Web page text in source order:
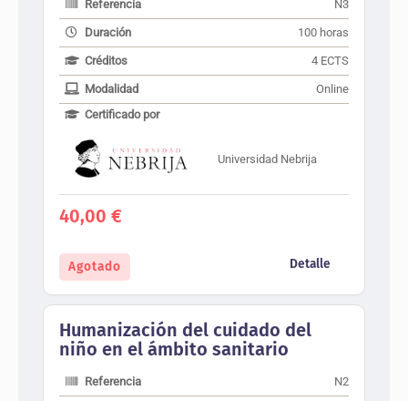
Referencia N3
Duración 100 horas
Créditos 4 ECTS
Modalidad
Online
Certificado por
Universidad Nebrija
40,00 €
Agotado Detalle
Humanización del cuidado del
niño en el ámbito sanitario
Referencia N2